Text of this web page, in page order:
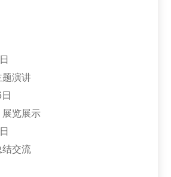
年4月15日
题演讲
年4月16日
展览展示
年4月17日
结交流